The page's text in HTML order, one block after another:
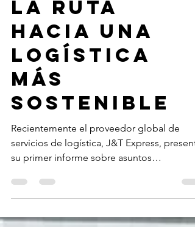
J&T Express,
la ruta
hacia una
logística
más
sostenible
Recientemente el proveedor global de
su primer informe sobre asuntos
ambientales, sociales...